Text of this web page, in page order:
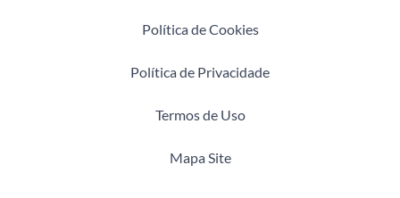
Política de Cookies
Política de Privacidade
Termos de Uso
Mapa Site